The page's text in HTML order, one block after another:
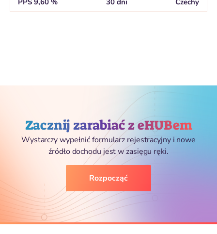
PPS 9,60 % 30 dni Czechy
Zacznij zarabiać z eHUBem
Wystarczy wypełnić formularz rejestracyjny i nowe
źródło dochodu jest w zasięgu ręki.
Rozpocząć